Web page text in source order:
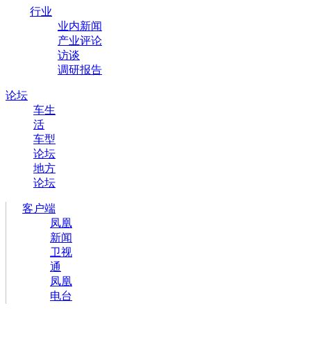
行业
业内新闻
产业评论
访谈
调研报告
论坛
车生
活
车型
论坛
地方
论坛
客户端
凤凰
新闻
卫视
通
凤凰
电台